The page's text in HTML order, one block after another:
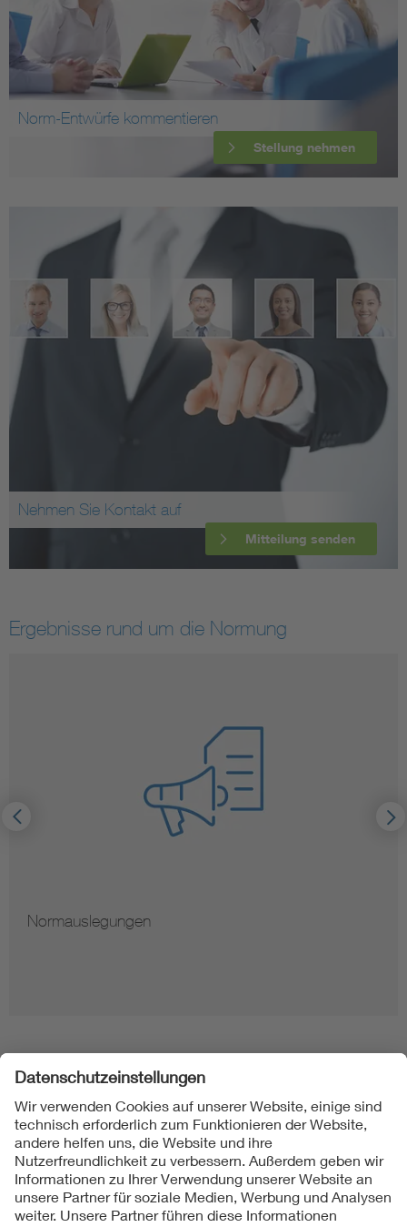
Norm-Entwürfe kommentieren
Stellung nehmen
Nehmen Sie Kontakt auf
Mitteilung senden
Ergebnisse rund um die Normung
Normauslegungen
Folgen Sie uns